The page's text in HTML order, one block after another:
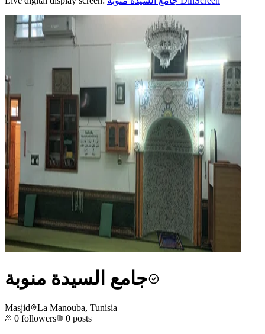
جامع السيدة منوبة
Masjid
La Manouba, Tunisia
0 followers 0 posts